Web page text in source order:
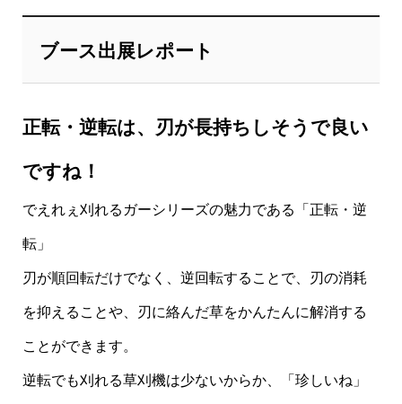
ブース出展レポート
正転・逆転は、刃が長持ちしそうで良い
ですね！
でえれぇ刈れるガーシリーズの魅力である「正転・逆
転」
刃が順回転だけでなく、逆回転することで、刃の消耗
を抑えることや、刃に絡んだ草をかんたんに解消する
ことができます。
逆転でも刈れる草刈機は少ないからか、「珍しいね」